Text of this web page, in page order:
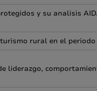
y su analisis
rural en el periodo
liderazgo,